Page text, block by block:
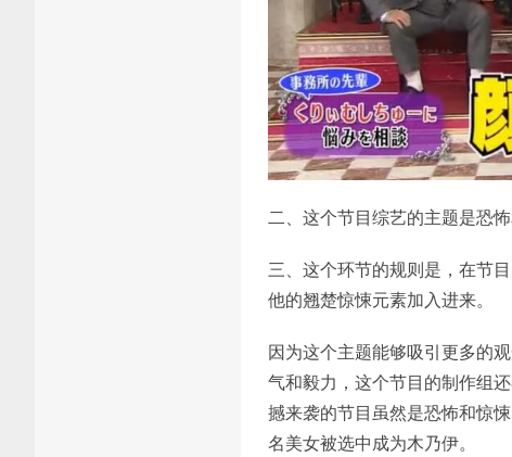
二、这个节目综艺的主题是恐
三、这个环节的规则是，在节
他的翘楚惊悚元素加入进来。
因为这个主题能够吸引更多的
气和毅力，这个节目的制作组
撼来袭的节目虽然是恐怖和惊
名美女被选中成为木乃伊。